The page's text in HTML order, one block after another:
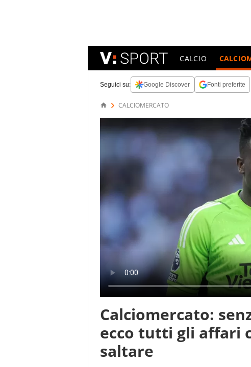
CALCIO
Seguici su: Google Discover Fonti preferite
CALCIOMERCATO
Calciomercato:
ecco tutti gli affari
saltare